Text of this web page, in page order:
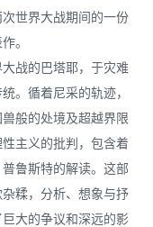
世界大战期间的一份
。
战的巴塔耶，于灾难
。循着尼采的轨迹，
般的处境及超越界限
主义的批判，包含着
鲁斯特的解读。这部
糅，分析、想象与抒
大的争议和深远的影